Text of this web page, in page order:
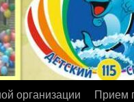
организации
Прием